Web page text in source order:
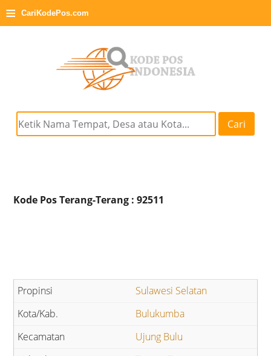
≡ CariKodePos.com
Cari
Kode Pos Terang-Terang : 92511
Sulawesi Selatan
Bulukumba
Ujung Bulu